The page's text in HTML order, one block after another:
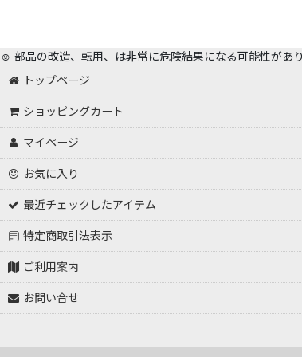
☺️ 部品の改造、転用、は非常に危険結果になる可能性があ
トップページ
ショッピングカート
マイページ
お気に入り
最近チェックしたアイテム
特定商取引法表示
ご利用案内
お問い合せ